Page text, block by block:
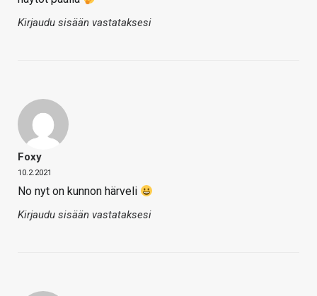
Kirjaudu sisään vastataksesi
Foxy
10.2.2021
No nyt on kunnon härveli
Kirjaudu sisään vastataksesi